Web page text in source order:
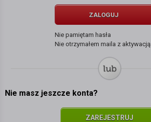
ZALOGUJ
Nie pamiętam hasła
Nie otrzymałem maila z aktywacją
Nie masz jeszcze konta?
ZAREJESTRUJ